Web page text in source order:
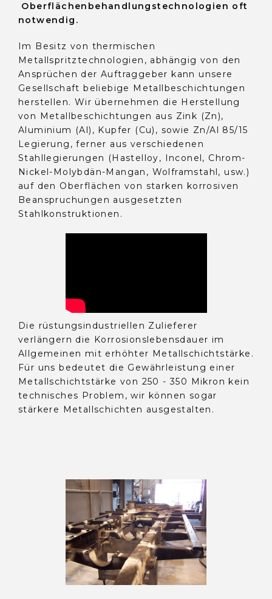
Oberflächenbehandlungstechnologien oft
notwendig.
Im Besitz von thermischen
Metallspritztechnologien, abhängig von den
Ansprüchen der Auftraggeber kann unsere
Gesellschaft beliebige Metallbeschichtungen
herstellen. Wir übernehmen die Herstellung
von Metallbeschichtungen aus Zink (Zn),
Aluminium (Al), Kupfer (Cu), sowie Zn/Al 85/15
Legierung, ferner aus verschiedenen
Stahllegierungen (Hastelloy, Inconel, Chrom-
Nickel-Molybdän-Mangan, Wolframstahl, usw.)
auf den Oberflächen von starken korrosiven
Beanspruchungen ausgesetzten
Stahlkonstruktionen.
Die rüstungsindustriellen Zulieferer
verlängern die Korrosionslebensdauer im
Allgemeinen mit erhöhter Metallschichtstärke.
Für uns bedeutet die Gewährleistung einer
Metallschichtstärke von 250 - 350 Mikron kein
technisches Problem, wir können sogar
stärkere Metallschichten ausgestalten.